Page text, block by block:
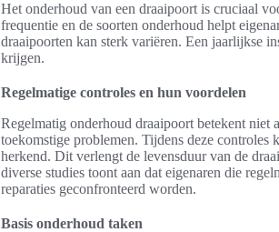
Het onderhoud van een draaipoort is cruciaal
frequentie en de soorten onderhoud helpt
draaipoorten kan sterk variëren. Een jaarlijkse
krijgen.
Regelmatige controles en hun voordelen
Regelmatig onderhoud draaipoort betekent niet
toekomstige problemen. Tijdens deze
herkend. Dit verlengt de levensduur van de
diverse studies toont aan dat eigenaren die
reparaties geconfronteerd worden.
Basis onderhoud taken